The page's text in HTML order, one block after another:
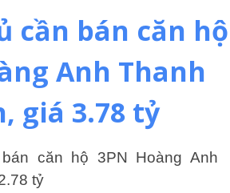
cần bán căn hộ
Anh Thanh
giá 3.78 tỷ
căn hộ 3PN Hoàng Anh
tỷ